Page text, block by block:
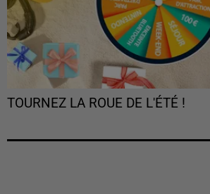
TOURNEZ LA ROUE DE L'ÉTÉ !